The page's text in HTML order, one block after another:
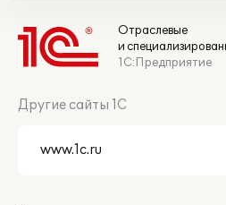
Отраслевые
и
1С:Предприятие
Другие сайты 1С